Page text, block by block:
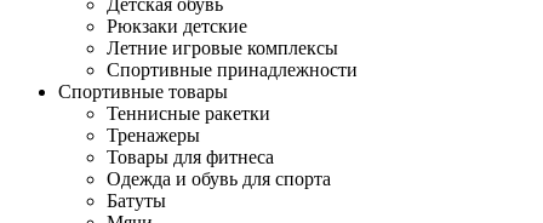
Детская обувь
Рюкзаки детские
Летние игровые комплексы
Спортивные принадлежности
Спортивные товары
Теннисные ракетки
Тренажеры
Товары для фитнеса
Одежда и обувь для спорта
Батуты